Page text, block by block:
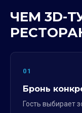
ЧЕМ 3D-
01
Бронь
Гость выбирает